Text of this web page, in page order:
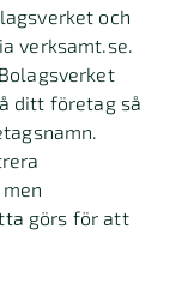
och
verksamt.se.
ditt företag så
görs för att